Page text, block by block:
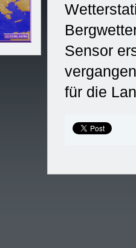
Sensor
für die